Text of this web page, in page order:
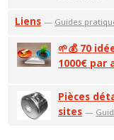
Liens — Guides
🌱💰 70
1000€ par
Pièces
sites —